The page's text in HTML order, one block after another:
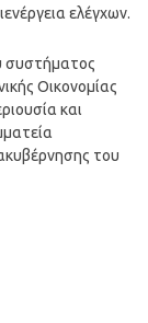
ελέγχων.
συστήματος
Οικονομίας
και
του